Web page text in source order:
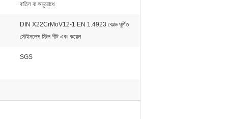
বাতিল বা অনুরোধে
DIN X22CrMoV12-1 EN 1.4923 কোল্ড ঘূর্ণিত
স্টেইনলেস স্টিল শীট এবং কয়েল
SGS